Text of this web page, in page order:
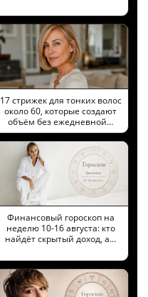
17 стрижек для тонких волос
около 60, которые создают
объём без ежедневной…
Финансовый гороскоп на
неделю 10-16 августа: кто
найдёт скрытый доход, а…